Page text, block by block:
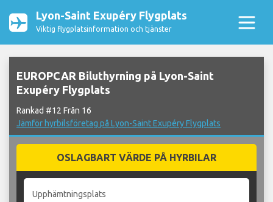
Lyon-Saint Exupéry Flygplats
Viktig flygplatsinformation och tjänster
EUROPCAR Biluthyrning på Lyon-Saint
Exupéry Flygplats
Rankad #12 Från 16
Jämför hyrbilsföretag på Lyon-Saint Exupéry Flygplats
OSLAGBART VÄRDE PÅ HYRBILAR
Upphämtningsplats